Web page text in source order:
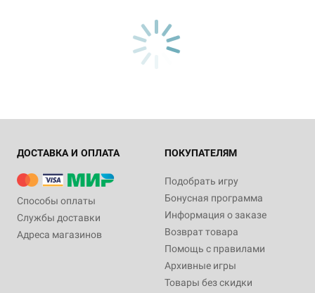
ДОСТАВКА И ОПЛАТА
Способы оплаты
Службы доставки
Адреса магазинов
ПОКУПАТЕЛЯМ
Подобрать игру
Бонусная программа
Информация о заказе
Возврат товара
Помощь с правилами
Архивные игры
Товары без скидки